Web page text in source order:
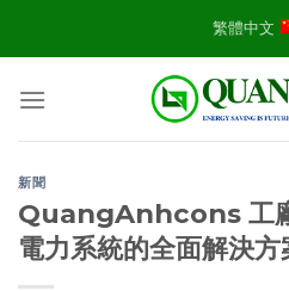
繁體中文
新聞
QuangAnhcons 工
電力系統的全面解決方